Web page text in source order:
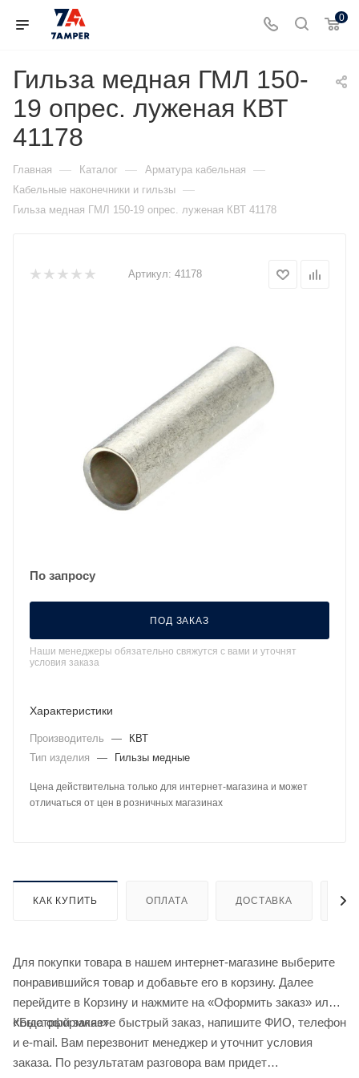
0
Гильза медная ГМЛ 150-
19 опрес. луженая КВТ
41178
Главная — Каталог — Арматура кабельная —
Кабельные наконечники и гильзы —
Гильза медная ГМЛ 150-19 опрес. луженая КВТ 41178
Артикул: 41178
По запросу
ПОД ЗАКАЗ
Наши менеджеры обязательно свяжутся с вами и уточнят
условия заказа
Характеристики
Производитель —
КВТ
Тип изделия
— Гильзы медные
Цена действительна только для интернет-магазина и может
отличаться от цен в розничных магазинах
КАК КУПИТЬ ОПЛАТА ДОСТАВКА
Для покупки товара в нашем интернет-магазине выберите
понравившийся товар и добавьте его в корзину. Далее
перейдите в Корзину и нажмите на «Оформить заказ» или
«Быстрый заказ».
Когда оформляете быстрый заказ, напишите ФИО, телефон
и e-mail. Вам перезвонит менеджер и уточнит условия
заказа. По результатам разговора вам придет